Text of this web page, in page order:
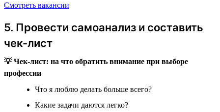
Смотреть вакансии
5. Провести самоанализ и составить
чек-лист
💡 Чек-лист: на что обратить внимание при выборе
профессии
Что я люблю делать больше всего?
Какие задачи даются легко?